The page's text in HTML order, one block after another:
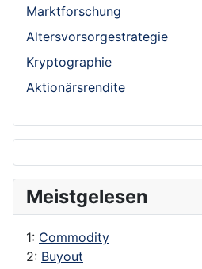
Marktforschung
Altersvorsorgestrategie
Kryptographie
Aktionärsrendite
Meistgelesen
1: Commodity
2: Buyout